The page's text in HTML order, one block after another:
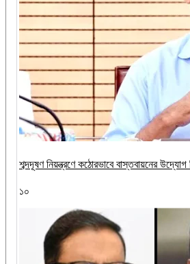
শব্দদূষণ নিয়ন্ত্রণে কঠোরভাবে বাস্তবায়নের উদ্যোগ
১০